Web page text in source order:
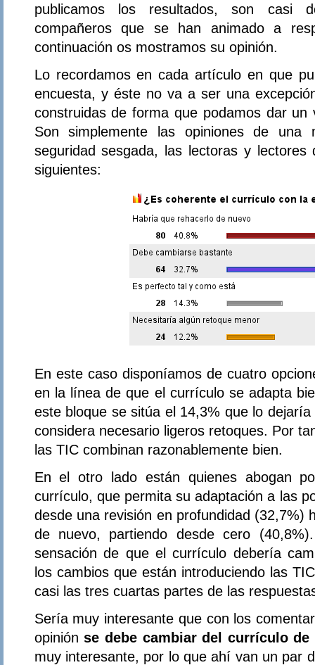
publicamos los resultados, son casi
compañeros que se han animado a
continuación os mostramos su opinión.
Lo recordamos en cada artículo en que
encuesta, y éste no va a ser una
construidas de forma que podamos dar
Son simplemente las opiniones de una
seguridad sesgada, las lectoras y
siguientes:
En este caso disponíamos de cuatro
en la línea de que el currículo se adapta
este bloque se sitúa el 14,3% que lo
considera necesario ligeros retoques. Por
las TIC combinan razonablemente bien.
En el otro lado están quienes abogan
currículo, que permita su adaptación a las
desde una revisión en profundidad (32,7%)
de nuevo, partiendo desde cero
sensación de que el currículo debería
los cambios que están introduciendo las
casi las tres cuartas partes de las
Sería muy interesante que con los
opinión se debe cambiar del currículo de
muy interesante, por lo que ahí van un par